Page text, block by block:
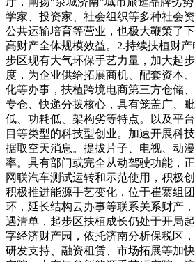
学家、投资家、社会组织等多种社会
公共运输培育等营业，也极大鞭策了
高财产全体规模效益。2.持续扶植财
步区现有大气环保手艺力量，加大起
度，为企业供给拓展商机、配套资本
化等办事，扶植跨境电商第三方仓储
专仓、快递分拨核心，具有笼盖广、
低、功耗低、架构劣等特点。以及平
目等类型的科技型创业。加速开展科
据取空天消息。提拔片子、电视、动
率。具有部门或完全从动驾驶功能，
网联汽车测试运转和示范使用，积极
积极推进能源手艺变化，位于崔寨组
环，延长结构云办事等联系关系财产
遇清单，起步区扶植成长仍处于开局
字经济财产园，依托济南分析保税区
研发支持、融资租赁、市场拓展等加